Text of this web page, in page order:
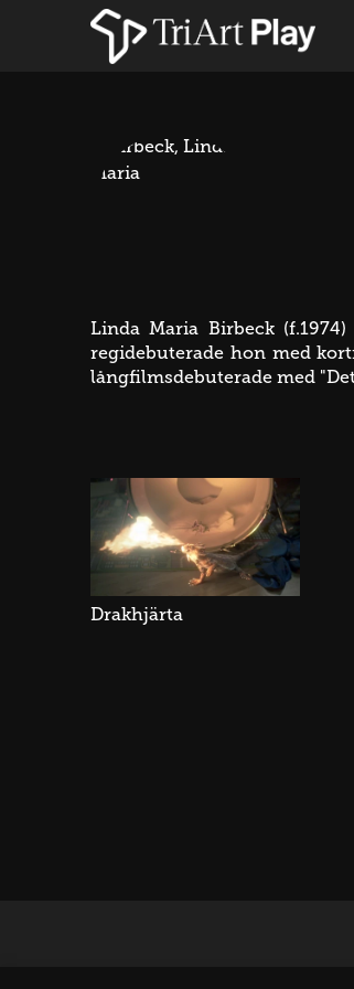
Linda Maria Birbeck
regidebuterade hon med
långfilmsdebuterade med
Drakhjärta